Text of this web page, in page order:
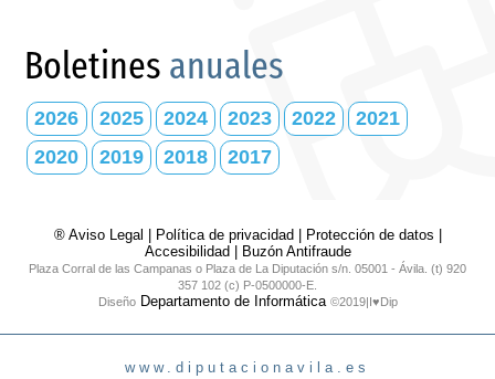
Boletines anuales
2026 2025 2024 2023 2022
2021
2020
2019 2018 2017
® Aviso Legal | Política de privacidad| Protección de datos |
Accesibilidad| Buzón Antifraude
Plaza Corral de las Campanas o Plaza de La Diputación s/n. 05001 - Ávila. (t) 920
357 102 (c) P-0500000-E.
DiseñoDepartamento de Informática ©2019|I♥Dip
www.diputacionavila.es